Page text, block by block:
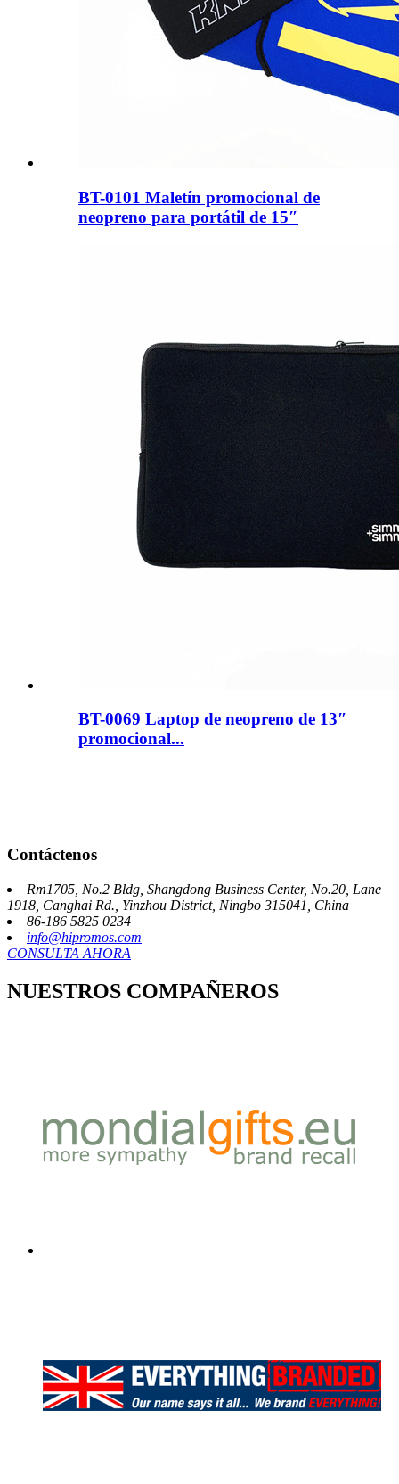
BT-0101 Maletín promocional de
neopreno para portátil de 15″
BT-0069 Laptop de neopreno de 13″
promocional...
Contáctenos
Rm1705, No.2 Bldg, Shangdong Business Center, No.20, Lane
1918, Canghai Rd., Yinzhou District, Ningbo 315041, China
86-186 5825 0234
info@hipromos.com
CONSULTA AHORA
NUESTROS COMPAÑEROS